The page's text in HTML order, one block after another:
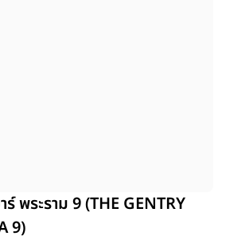
พระราม 9 (THE GENTRY
9)